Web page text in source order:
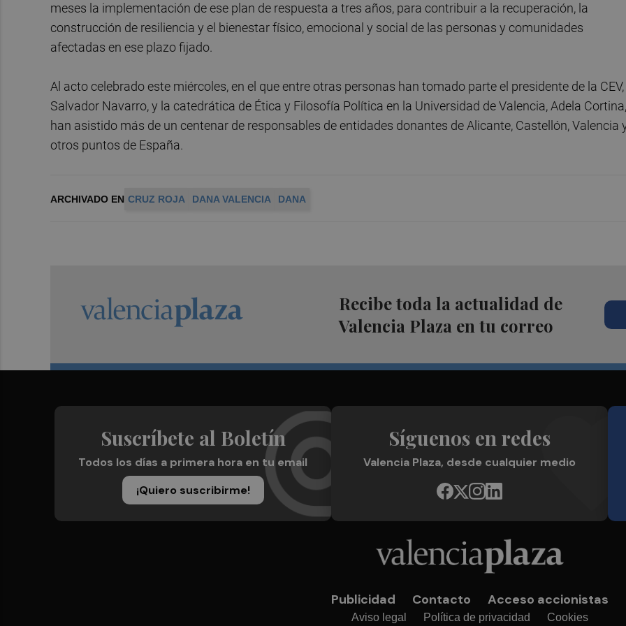
meses la implementación de ese plan de respuesta a tres años, para contribuir a la recuperación, la
construcción de resiliencia y el bienestar físico, emocional y social de las personas y comunidades
afectadas en ese plazo fijado.
Al acto celebrado este miércoles, en el que entre otras personas han tomado parte el presidente de la CEV,
Salvador Navarro, y la catedrática de Ética y Filosofía Política en la Universidad de Valencia, Adela Cortina,
han asistido más de un centenar de responsables de entidades donantes de Alicante, Castellón, Valencia
otros puntos de España.
ARCHIVADO EN CRUZ ROJA DANA VALENCIA DANA
Recibe toda la actualidad de
Valencia Plaza en tu correo
Suscríbete al Boletín
Todos los días a primera hora en tu email
¡Quiero suscribirme!
Síguenos en redes
Valencia Plaza, desde cualquier medio
Publicidad Contacto Acceso accionistas
Aviso legal Política de privacidad Cookies